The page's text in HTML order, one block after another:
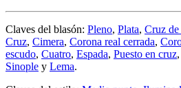
Claves del blasón: Pleno, Plata, Cruz
Cruz, Cimera, Corona real cerrada,
escudo, Cuatro, Espada, Puesto en cruz,
Sinople y Lema.